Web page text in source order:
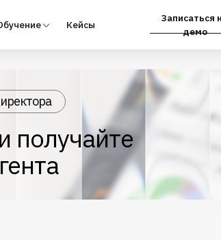
Записаться на
Кейсы
получайте